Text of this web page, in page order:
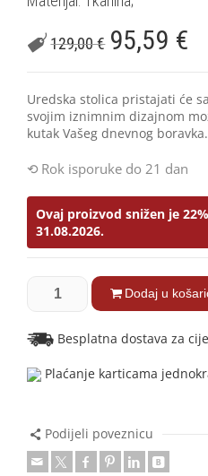
129,00€ 95,59 €
Uredska stolica pristajati će
svojim iznimnim dizajnom
kutak Vašeg dnevnog boravka.
Rok isporuke do 21 dan
Ovaj proizvod snižen je
31.08.2026.
Dodaj u
Besplatna dostava za
Plaćanje karticama
Podijeli poveznicu